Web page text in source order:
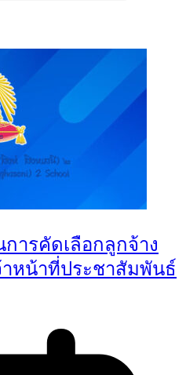
ารคัดเลือกลูกจ้าง
าหน้าที่ประชาสัมพันธ์